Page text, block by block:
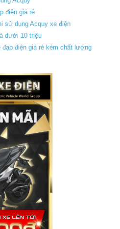
điện giá rẻ
sử dụng Acquy xe điện
dưới 10 triệu
điện giá rẻ kém chất lượng